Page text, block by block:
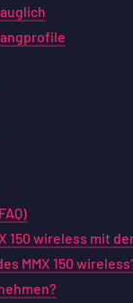
150 wireless mit
MMX 150